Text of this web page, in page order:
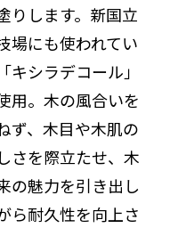
りします。新国立
場にも使われてい
キシラデコール」
用。木の風合いを
ず、木目や木肌の
さを際立たせ、木
の魅力を引き出し
ら耐久性を向上さ